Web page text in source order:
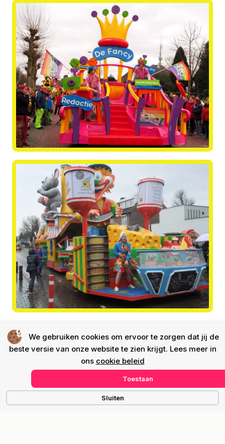
We gebruiken cookies om ervoor te zorgen dat jij de
beste versie van onze website te zien krijgt. Lees meer in
ons cookie beleid
Toestaan
Sluiten